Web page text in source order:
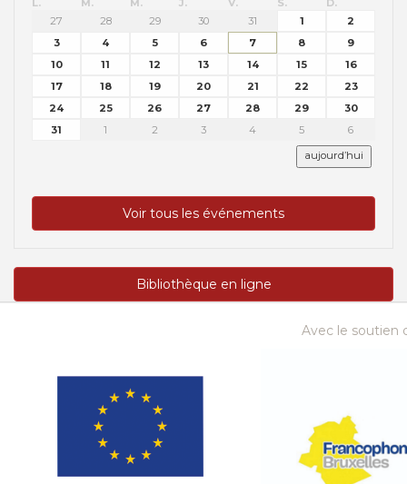
27
28 29 30 31 1
2
3
4 5 6 7 8
9
10
11 12 13 14 15
16
17
18 19 20 21 22
23
24
25 26 27 28 29
30
31
1 2 3 4 5 6
aujourd’hui
Voir tous les événements
Bibliothèque en ligne
Avec le soutien